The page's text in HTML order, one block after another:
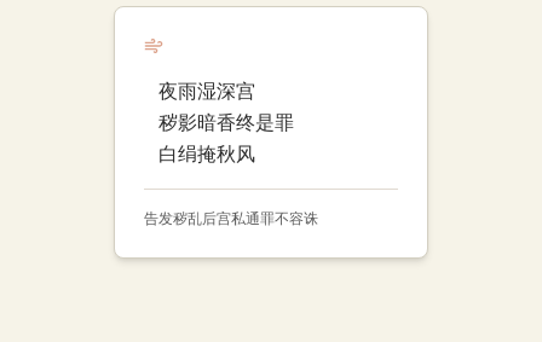
夜雨湿深宫
秽影暗香终是罪
白绢掩秋风
告发秽乱后宫私通罪不容诛